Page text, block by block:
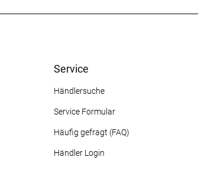
Service
Händlersuche
Service Formular
Häufig gefragt (FAQ)
Händler Login